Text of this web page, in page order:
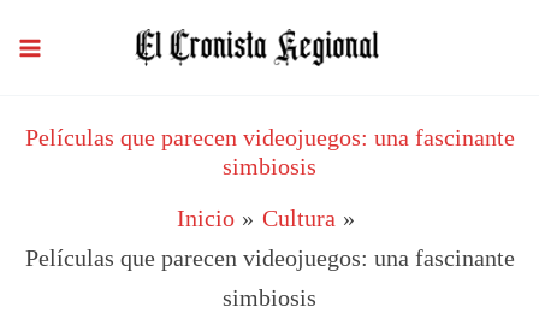
Películas que parecen videojuegos: una fascinante
simbiosis
Inicio
Cultura
Películas que parecen videojuegos: una fascinante
simbiosis